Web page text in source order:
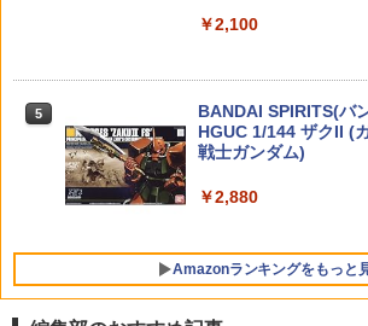
ンダムSEED RG 1/
サルター/CU (陸上機
鳥害対策 ビッグバン
かんしゃく玉 花火 火
爆音 モデルガン 発火
ー
￥4,404
TAMASHII NATIONS
ツ 呪術廻戦 伏黒甚爾
￥2,100
5
BANDAI SPIRITS(バ
HGUC 1/144 ザクII (
戦士ガンダム)
￥2,880
Amazonランキングをもっと